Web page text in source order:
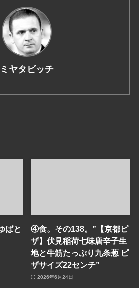
ミヤタビッチ
ばと
④食。その138。”【京都ピ
ザ】伏見稲荷七味唐辛子生
地と牛筋たっぷり九条葱 ピ
ザサイズ22センチ”
2026年6月24日